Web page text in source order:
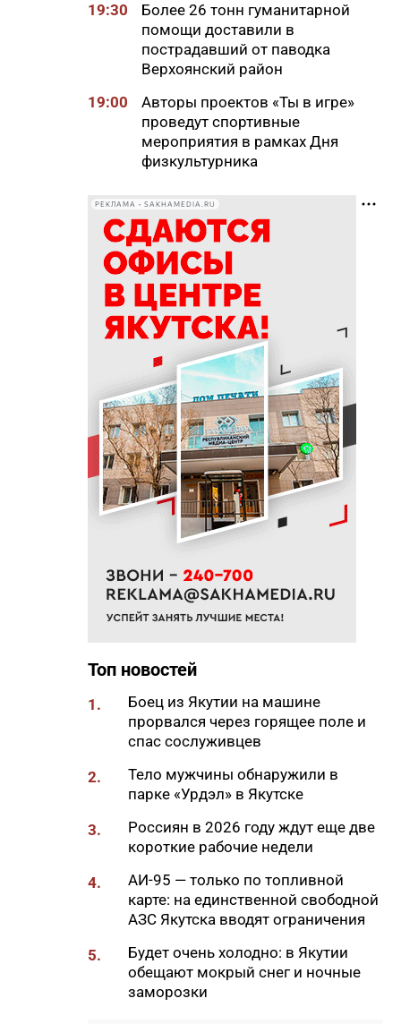
19:30
Более 26 тонн гуманитарной
помощи доставили в
пострадавший от паводка
Верхоянский район
19:00
Авторы проектов «Ты в игре»
проведут спортивные
мероприятия в рамках Дня
физкультурника
года: что можно и нельзя
делать в Ермолаев день
18:18
ВТБ: россияне увеличивают
расходы на спорт и здоровый
образ жизни
18:16
Сенатор Борисов назвал
встречу главы Якутии с
Путиным сигналом доверия и
значимости региона
18:01
Социальные участковые в
Якутии приняли около 2000
обращений
17:56
Жительница Жатая похитила
33 цветка с клумбы в центре
Якутска
17:51
«Здесь нет типовых задач»:
начальник стройплощадки
«Полюс Строя» Евгений
Минтруда Якутии объединил
30 участников из трех
муниципалитетов
17:34
Якутяне подали более 61
тысяч заявлений на получение
земельных участков
«Точка будущего. Якутия»:
самый масштабный
образовательный проект на
вечной мерзлоте
17:22
47 участников из арктических
районов Якутии объединил XI
Молодежный Суглан в
Октемцах
РЕКЛАМА • SAKHAMEDIA.RU
Топ новостей
1.
Боец из Якутии на машине
прорвался через горящее поле и
спас сослуживцев
2.
Тело мужчины обнаружили в
парке «Урдэл» в Якутске
3.
Россиян в 2026 году ждут еще две
короткие рабочие недели
4.
АИ-95 — только по топливной
карте: на единственной свободной
АЗС Якутска вводят ограничения
5.
Будет очень холодно: в Якутии
обещают мокрый снег и ночные
заморозки